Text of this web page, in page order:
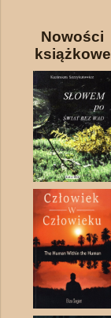
Nowości
książkowe